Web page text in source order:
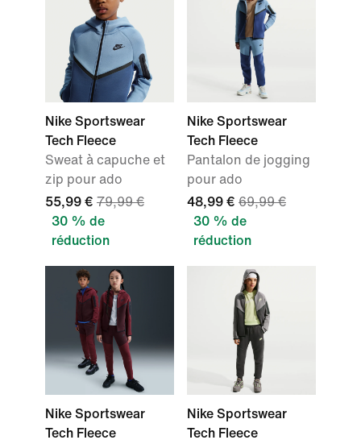
Nike Sportswear
Tech Fleece
Sweat à capuche et
zip pour ado
55,99 € 79,99 €
30 % de
réduction
Nike Sportswear
Tech Fleece
Pantalon de jogging
pour ado
48,99 € 69,99 €
30 % de
réduction
Nike Sportswear
Tech Fleece
Nike Sportswear
Tech Fleece